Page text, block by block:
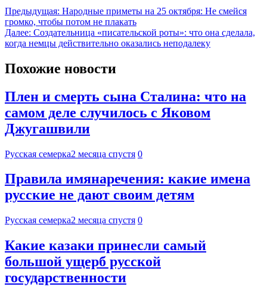
Предыдущая: Народные приметы на 25 октября: Не смейся
громко, чтобы потом не плакать
Далее: Создательница «писательской роты»: что она сделала,
когда немцы действительно оказались неподалеку
Похожие новости
Плен и смерть сына Сталина: что на
самом деле случилось с Яковом
Джугашвили
Русская семерка2 месяца спустя 0
Правила имянаречения: какие имена
русские не дают своим детям
Русская семерка2 месяца спустя 0
Какие казаки принесли самый
большой ущерб русской
государственности